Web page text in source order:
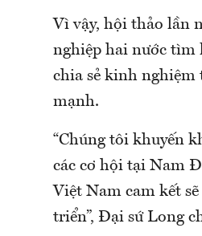
Vì vậy, hội thảo lần
nghiệp hai nước tìm
chia sẻ kinh
mạnh.
“Chúng tôi khuyến
các cơ hội tại Nam
Việt Nam cam kết
triển”, Đại sứ Long